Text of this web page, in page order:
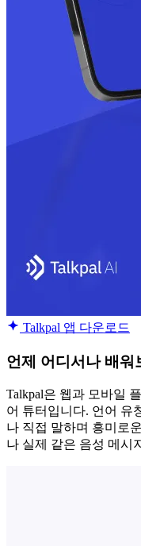
Talkpal 앱 다운로드
언제 어디서나 배워
Talkpal은 웹과 모바일
어 튜터입니다. 언어 유
나 직접 말하며 흥미로
나 실제 같은 음성 메시